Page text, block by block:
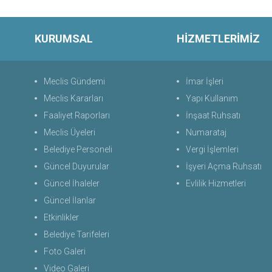
KURUMSAL
Meclis Gündemi
Meclis Kararları
Faaliyet Raporları
Meclis Üyeleri
Belediye Personeli
Güncel Duyurular
Güncel İhaleler
Güncel İlanlar
Etkinlikler
Belediye Tarifeleri
Foto Galeri
Video Galeri
HİZMETLERİMİZ
İmar İşleri
Yapı Kullanım
İnşaat Ruhsatı
Numarataj
Vergi İşlemleri
İşyeri Açma Ruhsatı
Evlilik Hizmetleri